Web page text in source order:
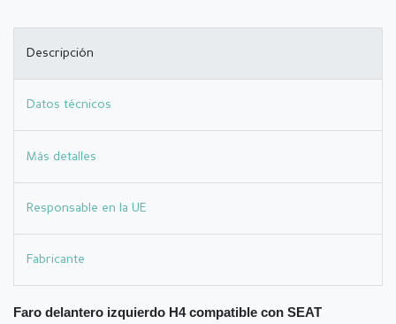
Descripción
Datos técnicos
Más detalles
Responsable en la UE
Fabricante
Faro delantero izquierdo H4 compatible con SEAT